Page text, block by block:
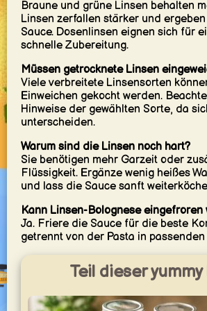
Braune und grüne Linsen behalten
Linsen zerfallen stärker und
Sauce. Dosenlinsen eignen sich für
schnelle Zubereitung.
Müssen getrocknete Linsen
Viele verbreitete Linsensorten
Einweichen gekocht werden.
Hinweise der gewählten Sorte, da
unterscheiden.
Warum sind die Linsen noch hart?
Sie benötigen mehr Garzeit oder
Flüssigkeit. Ergänze wenig heißes
und lass die Sauce sanft
Kann Linsen-Bolognese eingefroren
Ja. Friere die Sauce für die beste
getrennt von der Pasta in
Teil dieser